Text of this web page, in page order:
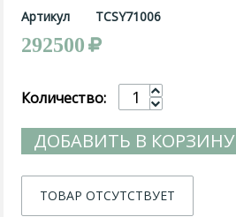
Артикул TCSY71006
292500
Количество:
ДОБАВИТЬ В КОРЗИНУ
ТОВАР ОТСУТСТВУЕТ